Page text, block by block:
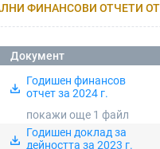
ФИНАНСОВИ ОТЧЕТИ
Документ
Годишен финансов
отчет за 2024 г.
покажи още 1 файл
Годишен доклад за
дейността за 2023 г.